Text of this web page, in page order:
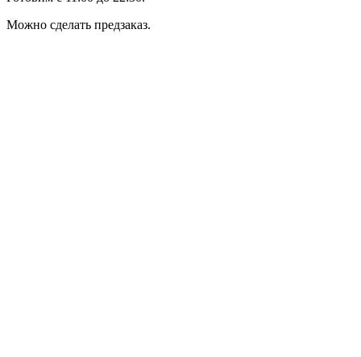
Можно сделать предзаказ.